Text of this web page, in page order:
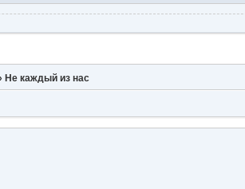
Не каждый из нас